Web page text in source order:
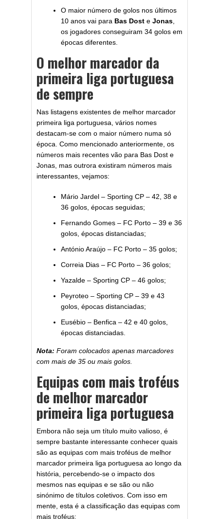
O maior número de golos nos últimos
10 anos vai para Bas Dost e Jonas
os jogadores conseguiram 34 golos em
épocas diferentes.
O melhor marcador da
primeira liga portuguesa
de sempre
Nas listagens existentes de melhor marcador
primeira liga portuguesa, vários nomes
destacam-se com o maior número numa só
época. Como mencionado anteriormente, os
números mais recentes vão para Bas Dost e
Jonas, mas outrora existiram números mais
interessantes, vejamos:
Mário Jardel – Sporting CP – 42, 38 e
36 golos, épocas seguidas;
Fernando Gomes – FC Porto – 39 e 36
golos, épocas distanciadas;
António Araújo – FC Porto – 35 golos;
Correia Dias – FC Porto – 36 golos;
Yazalde – Sporting CP – 46 golos;
Peyroteo – Sporting CP – 39 e 43
golos, épocas distanciadas;
Eusébio – Benfica – 42 e 40 golos,
épocas distanciadas.
Nota: Foram colocados apenas marcadores
com mais de 35 ou mais golos.
Equipas com mais troféus
de melhor marcador
primeira liga portuguesa
Embora não seja um título muito valioso, é
sempre bastante interessante conhecer quais
são as equipas com mais troféus de melhor
marcador primeira liga portuguesa ao longo da
história, percebendo-se o impacto dos
mesmos nas equipas e se são ou não
sinónimo de títulos coletivos. Com isso em
mente, esta é a classificação das equipas com
mais troféus: